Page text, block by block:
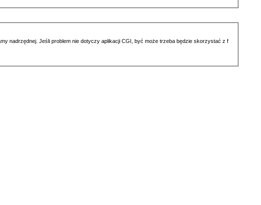
nadrzędnej. Jeśli problem nie dotyczy aplikacji CGI, być może trzeba będzie skorzystać z f